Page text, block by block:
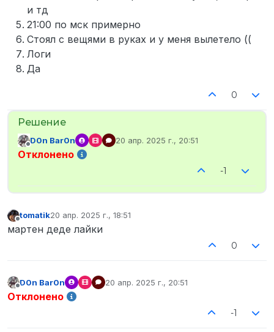
и тд
21:00 по мск примерно
Стоял с вещями в руках и у меня вылетело ((
Логи
Да
0
Не в сети
D0n Bar0n 20 апр. 2025 г., 20:51
отредактировано
Отклонено
-1
tomatik20 апр. 2025 г., 18:51
отредактировано
мартен деде лайки
0
D0n Bar0n 20 апр. 2025 г., 20:51
отредактировано
Отклонено
-1